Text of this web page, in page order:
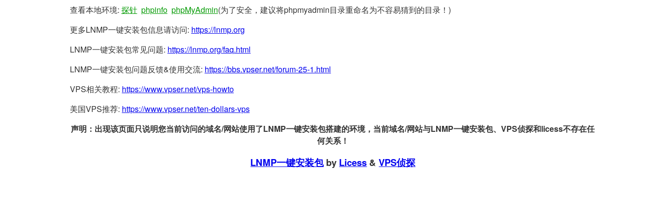
查看本地环境: 探针 phpinfo phpMyAdmin(为了安全，建议将phpmyadmin目录重命名为不容易猜到的目录！)
更多LNMP一键安装包信息请访问: https://lnmp.org
LNMP一键安装包常见问题: https://lnmp.org/faq.html
LNMP一键安装包问题反馈&使用交流: https://bbs.vpser.net/forum-25-1.html
VPS相关教程: https://www.vpser.net/vps-howto
美国VPS推荐: https://www.vpser.net/ten-dollars-vps
声明：出现该页面只说明您当前访问的域名/网站使用了LNMP一键安装包搭建的环境，当前域名/网站与LNMP一键安装包、VPS侦探和licess不存在任
何关系！
LNMP一键安装包by Licess &VPS侦探